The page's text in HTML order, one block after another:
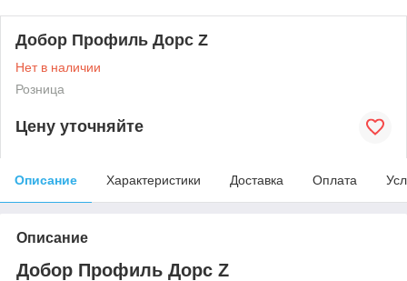
Добор Профиль Дорс Z
Нет в наличии
Розница
Цену уточняйте
Описание Характеристики Доставка Оплата
Описание
Добор Профиль Дорс Z